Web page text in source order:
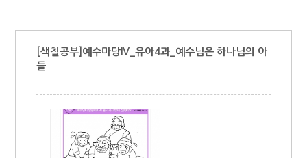
[색칠공부]예수마당IV_유아4과_예수님은 하나님의 아
들